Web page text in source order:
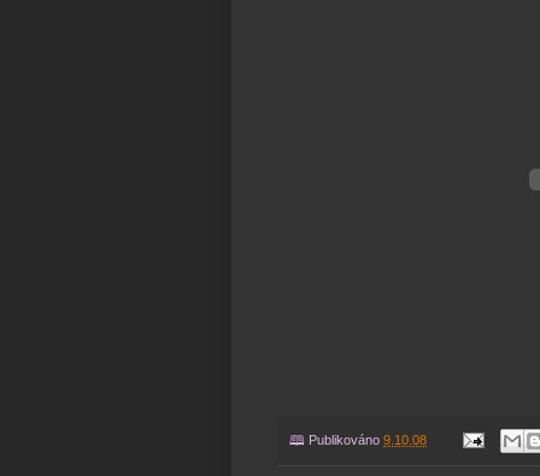
🕮 Publikováno 9.10.08